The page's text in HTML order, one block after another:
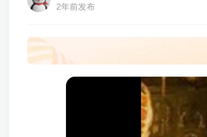
2年前发布